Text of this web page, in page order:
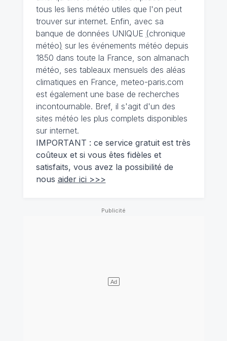
tous les liens météo utiles que l'on peut
trouver sur internet. Enfin, avec sa
banque de données UNIQUE (chronique
météo) sur les événements météo depuis
1850 dans toute la France, son almanach
météo, ses tableaux mensuels des aléas
climatiques en France, meteo-paris.com
est également une base de recherches
incontournable. Bref, il s'agit d'un des
sites météo les plus complets disponibles
sur internet.
IMPORTANT : ce service gratuit est très
coûteux et si vous êtes fidèles et
satisfaits, vous avez la possibilité de
nous aider ici >>>